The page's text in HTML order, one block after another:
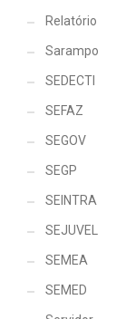
Relatório
Sarampo
SEDECTI
SEFAZ
SEGOV
SEGP
SEINTRA
SEJUVEL
SEMEA
SEMED